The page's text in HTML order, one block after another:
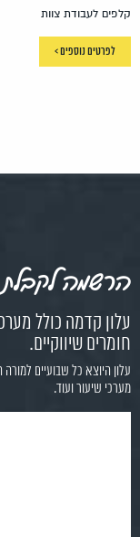
קלפים לעבודת צוות
לפרטים נוספים >
הרשמה לקבלת
עלון קדמה כולל
חומרים שיווקיים.
עלון היוצא כל שבועיים
מערכי שיעור ועוד.